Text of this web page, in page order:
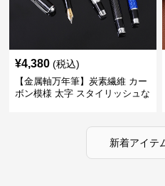
¥4,380 (税込)
【金属軸万年筆】炭素繊維 カー
ボン模様 太字 スタイリッシュな
新着アイテ